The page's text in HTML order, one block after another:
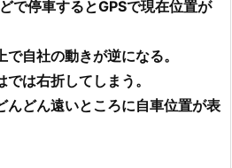
で停車するとGPSで現在位置が
自社の動きが逆になる。
は右折してしまう。
んどん遠いところに自車位置が表